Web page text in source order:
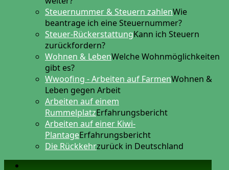
Steuernummer & Steuern zahlenWie
beantrage ich eine Steuernummer?
Steuer-RückerstattungKann ich Steuern
zurückfordern?
Wohnen & LebenWelche Wohnmöglichkeiten
gibt es?
Wwoofing - Arbeiten auf FarmenWohnen &
Leben gegen Arbeit
Arbeiten auf einem
RummelplatzErfahrungsbericht
Arbeiten auf einer Kiwi-
PlantageErfahrungsbericht
Die Rückkehrzurück in Deutschland